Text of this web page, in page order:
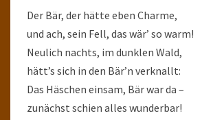
Der Bär, der hätte eben Charme,
und ach, sein Fell, das wär’ so warm!
Neulich nachts, im dunklen Wald,
hätt’s sich in den Bär’n verknallt:
Das Häschen einsam, Bär war da –
zunächst schien alles wunderbar!